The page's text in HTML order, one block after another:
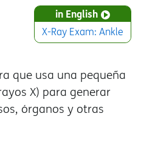
in English
X-Ray Exam: Ankle
que usa una pequeña
X) para generar
órganos y otras